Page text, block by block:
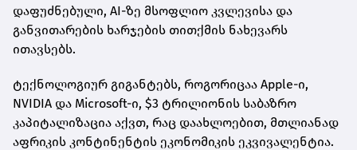
დაფუძნებული, AI-ზე მსოფლიო კვლევისა და
განვითარების ხარჯების თითქმის ნახევარს
ითავსებს.
ტექნოლოგიურ გიგანტებს, როგორიცაა Apple-ი,
NVIDIA და Microsoft-ი, $3 ტრილიონის საბაზრო
კაპიტალიზაცია აქვთ, რაც დაახლოებით, მთლიანად
აფრიკის კონტინენტის ეკონომიკის ეკვივალენტია.